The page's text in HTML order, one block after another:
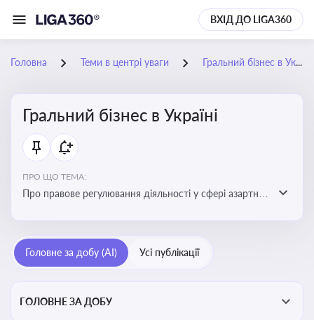
ВХІД ДО LIGA360
Головна Теми в центрі уваги Гральний бізнес в Україні
Гральний бізнес в Україні
ПРО ЩО ТЕМА:
Про правове регулювання діяльності у сфері азартних
реальні кейси
Головне за добу (AI) Усі публікації
ГОЛОВНЕ ЗА ДОБУ